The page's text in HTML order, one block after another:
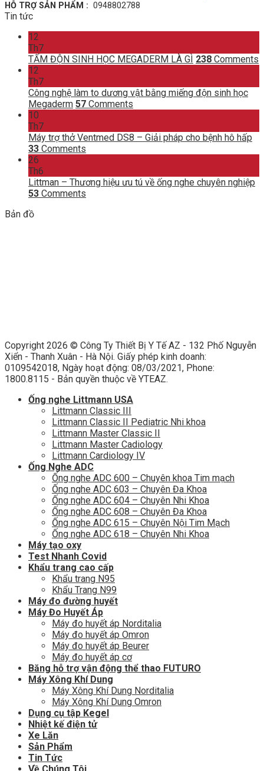
HỖ TRỢ SẢN PHẨM : 0948802788
Tin tức
12
Th7
TẤM ĐỘN SINH HỌC MEGADERM LÀ GÌ 238 Comments
12
Th7
Công nghệ làm to dương vật bằng miếng độn sinh học
Megaderm 57 Comments
10
Th7
Máy trợ thở Ventmed DS8 – Giải pháp cho bệnh hô hấp
33 Comments
26
Th6
Littman – Thương hiệu ưu tú về ống nghe chuyên nghiệp
53 Comments
Bản đồ
Copyright 2026 © Công Ty Thiết Bị Y Tế AZ - 132 Phố Nguyễn
Xiển - Thanh Xuân - Hà Nội. Giấy phép kinh doanh:
0109542018, Ngày hoạt động: 08/03/2021, Phone:
1800.8115 - Bản quyền thuộc về YTEAZ.
Ống nghe Littmann USA
Littmann Classic III
Littmann Classic II Pediatric Nhi khoa
Littmann Master Classic II
Littmann Master Cadiology
Littmann Cardiology IV
Ống Nghe ADC
Ống nghe ADC 600 – Chuyên khoa Tim mạch
Ống nghe ADC 603 – Chuyên Đa Khoa
Ống nghe ADC 604 – Chuyên Nhi Khoa
Ống nghe ADC 608 – Chuyên Đa Khoa
Ống nghe ADC 615 – Chuyên Nội Tim Mạch
Ống nghe ADC 618 – Chuyên Nhi Khoa
Máy tạo oxy
Test Nhanh Covid
Khẩu trang cao cấp
Khẩu trang N95
Khẩu Trang N99
Máy đo đường huyết
Máy Đo Huyết Áp
Máy đo huyết áp Norditalia
Máy đo huyết áp Omron
Máy đo huyết áp Beurer
Máy đo huyết áp cơ
Băng hỗ trợ vận động thể thao FUTURO
Máy Xông Khí Dung
Máy Xông Khí Dung Norditalia
Máy Xông Khí Dung Omron
Dụng cụ tập Kegel
Nhiệt kế điện tử
Xe Lăn
Sản Phẩm
Tin Tức